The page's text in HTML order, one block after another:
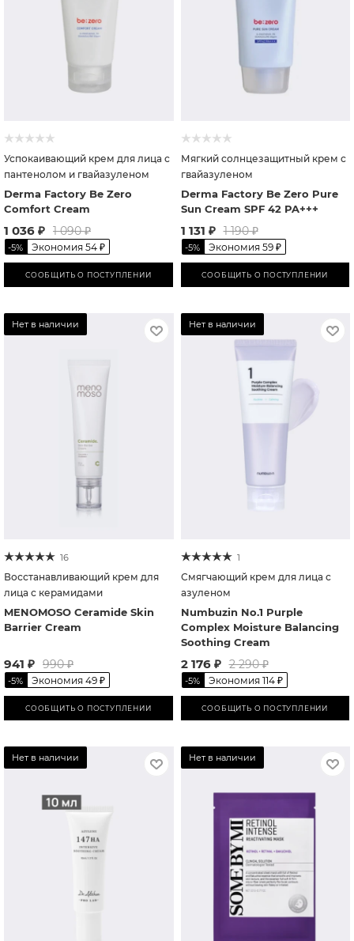
Успокаивающий крем для лица с
пантенолом и гвайазуленом
Derma Factory Be Zero
Comfort Cream
1 036 ₽ 1 090₽
-5% Экономия 54 ₽
СООБЩИТЬ О ПОСТУПЛЕНИИ
Мягкий солнцезащитный крем с
гвайазуленом
Derma Factory Be Zero Pure
Sun Cream SPF 42 PA+++
1 131 ₽ 1 190₽
-5% Экономия 59₽
СООБЩИТЬ О ПОСТУПЛЕНИИ
Нет в наличии
16
Восстанавливающий крем для
лица с керамидами
MENOMOSO Ceramide Skin
Barrier Cream
941 ₽ 990₽
-5% Экономия 49 ₽
СООБЩИТЬ О ПОСТУПЛЕНИИ
Нет в наличии
1
Смягчающий крем для лица с
азуленом
Numbuzin No.1 Purple
Complex Moisture Balancing
Soothing Cream
2 176₽ 2 290₽
-5% Экономия 114₽
СООБЩИТЬ О ПОСТУПЛЕНИИ
Нет в наличии Нет в наличии